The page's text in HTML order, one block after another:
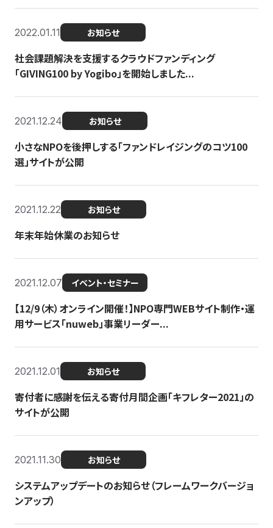
2022.01.11 お知らせ
社会課題解決を支援するクラウドファンディング
「GIVING100 by Yogibo」を開始しました...
2021.12.24 お知らせ
小さなNPOを後押しする「ファンドレイジングのコツ100
選」サイトが公開
2021.12.22 お知らせ
年末年始休業のお知らせ
2021.12.07 イベント・セミナー
【12/9（木）オンライン開催！】NPO専門WEBサイト制作・運
用サービス「nuweb」事業リーダー...
2021.12.01 お知らせ
寄付者に感謝を伝える寄付月間企画「キフレター2021」の
サイトが公開
2021.11.30 お知らせ
システムアップデートのお知らせ（フレームワークバージョ
ンアップ）